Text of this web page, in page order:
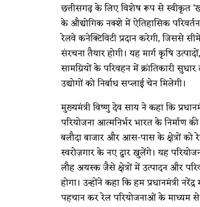
छत्तीसगढ़ के लिए विशेष रूप से स्वीकृत
के औद्योगिक नक्शे में ऐतिहासिक परिवर्तन
रेलवे कनेक्टिविटी प्रदान करेगी, जिससे
संरचना तैयार होगी। यह मार्ग कृषि
सामग्रियों के परिवहन में क्रांतिकारी
उद्योगों को निर्बाध सप्लाई चेन मिलेगी।
मुख्यमंत्री विष्णु देव साय ने कहा कि
परियोजना आत्मनिर्भर भारत के
बलौदा बाजार और आस-पास के क्षेत्रों
स्वरोज़गार के नए द्वार खुलेंगे। यह
लौह अयस्क जैसे क्षेत्रों में उत्पादन और
होगा। उन्होंने कहा कि हम प्रधानमंत्री
पहचान कर रेल परियोजनाओं के माध्यम से